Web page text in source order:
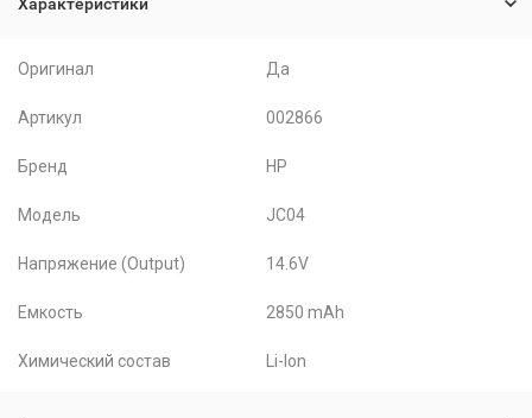
Оригинал Да
Артикул 002866
Бренд HP
Модель JC04
Напряжение (Output) 14.6V
Емкость 2850 mAh
Химический состав Li-Ion